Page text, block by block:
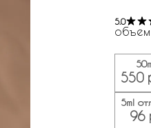
5.0
объем
550
5ml
96